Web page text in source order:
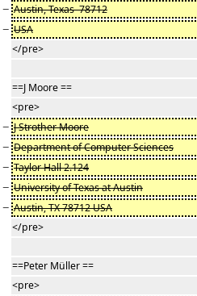
− Austin, Texas 78712
− USA
</pre>
==J Moore ==
<pre>
− J Strother Moore
− Department of Computer Sciences
− Taylor Hall 2.124
− University of Texas at Austin
− Austin, TX 78712 USA
</pre>
==Peter Müller ==
<pre>